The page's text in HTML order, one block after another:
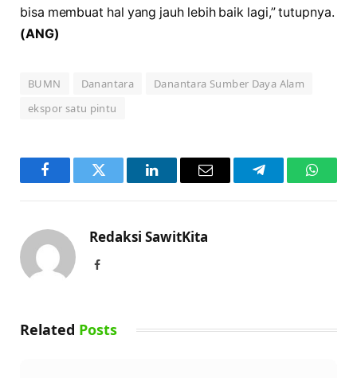
bisa membuat hal yang jauh lebih baik lagi,” tutupnya.
(ANG)
BUMN Danantara
Danantara Sumber Daya Alam
ekspor satu pintu
FacebookTwitter LinkedInEmail Telegram
Redaksi SawitKita
Facebook
Related Posts